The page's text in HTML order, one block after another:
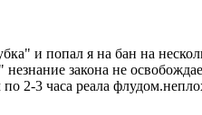
и попал я на бан на
закона не
2-3 часа реала